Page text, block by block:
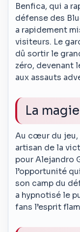
Benfica, qui a
défense des
a rapidement
visiteurs. Le
dû sortir le
zéro, devenant
aux assauts
La
Au cœur du jeu,
artisan de la
pour Alejandro
l’opportunité
son camp du
a hypnotisé le
fans l’esprit